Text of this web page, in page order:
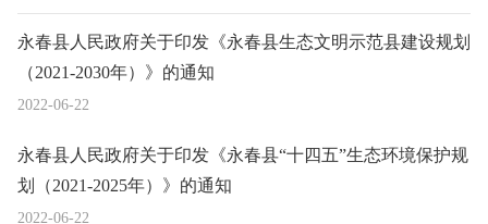
2022-06-22
永春县人民政府关于印发《永春县生态文明示范县建设规划
（2021-2030年）》的通知
2022-06-22
永春县人民政府关于印发《永春县“十四五”生态环境保护规
划（2021-2025年）》的通知